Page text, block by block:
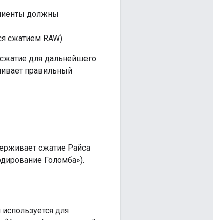
должны
сжатием RAW).
для дальнейшего
правильный
сжатие Райса
Голомба»).
для